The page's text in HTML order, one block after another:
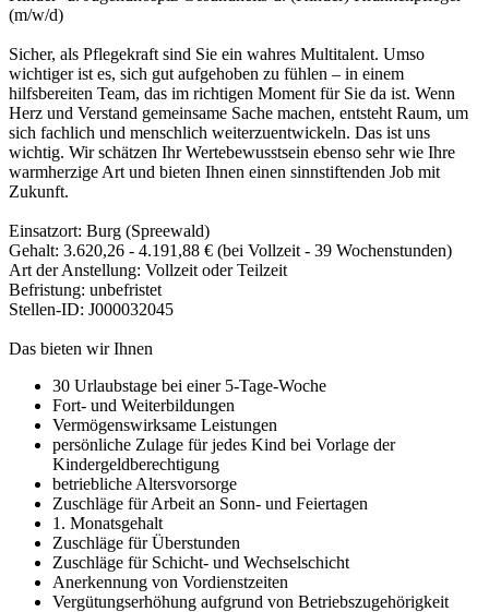
(m/w/d)
Sicher, als Pflegekraft sind Sie ein wahres Multitalent. Umso
wichtiger ist es, sich gut aufgehoben zu fühlen – in einem
hilfsbereiten Team, das im richtigen Moment für Sie da ist. Wenn
Herz und Verstand gemeinsame Sache machen, entsteht Raum, um
sich fachlich und menschlich weiterzuentwickeln. Das ist uns
wichtig. Wir schätzen Ihr Wertebewusstsein ebenso sehr wie Ihre
warmherzige Art und bieten Ihnen einen sinnstiftenden Job mit
Zukunft.
Einsatzort: Burg (Spreewald)
Gehalt: 3.620,26 - 4.191,88 € (bei Vollzeit - 39 Wochenstunden)
Art der Anstellung: Vollzeit oder Teilzeit
Befristung: unbefristet
Stellen-ID: J000032045
Das bieten wir Ihnen
30 Urlaubstage bei einer 5-Tage-Woche
Fort- und Weiterbildungen
Vermögenswirksame Leistungen
persönliche Zulage für jedes Kind bei Vorlage der
Kindergeldberechtigung
betriebliche Altersvorsorge
Zuschläge für Arbeit an Sonn- und Feiertagen
1. Monatsgehalt
Zuschläge für Überstunden
Zuschläge für Schicht- und Wechselschicht
Anerkennung von Vordienstzeiten
Vergütungserhöhung aufgrund von Betriebszugehörigkeit